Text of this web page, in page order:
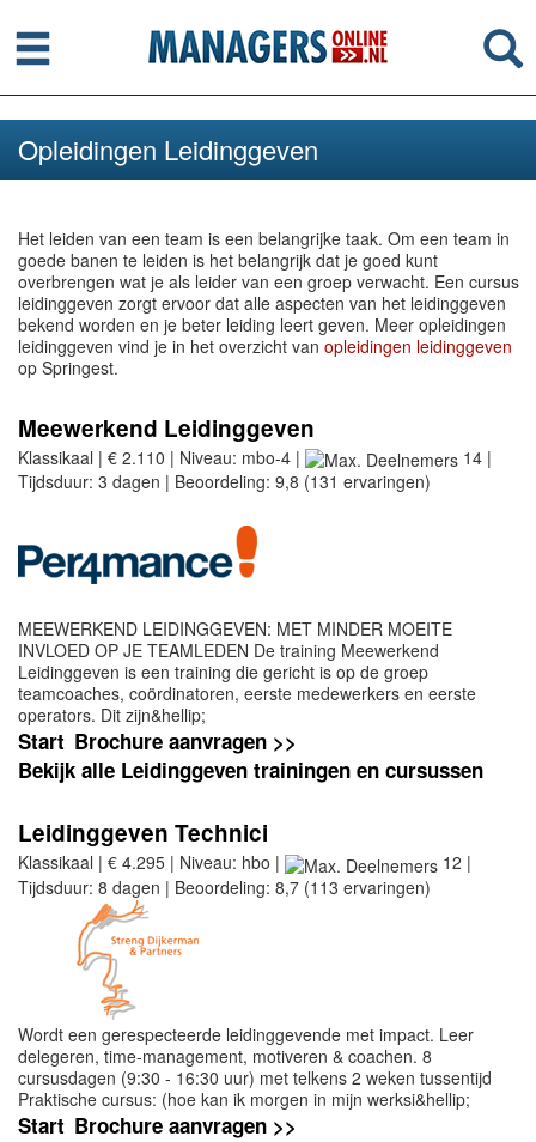
Menu
Opleidingen Leidinggeven
Het leiden van een team is een belangrijke taak. Om een team in
goede banen te leiden is het belangrijk dat je goed kunt
overbrengen wat je als leider van een groep verwacht. Een cursus
leidinggeven zorgt ervoor dat alle aspecten van het leidinggeven
bekend worden en je beter leiding leert geven. Meer opleidingen
leidinggeven vind je in het overzicht van opleidingen leidinggeven
op Springest.
Meewerkend Leidinggeven
Klassikaal | € 2.110 | Niveau: mbo-4 |
14 |
Tijdsduur: 3 dagen | Beoordeling: 9,8 (131 ervaringen)
MEEWERKEND LEIDINGGEVEN: MET MINDER MOEITE
INVLOED OP JE TEAMLEDEN De training Meewerkend
Leidinggeven is een training die gericht is op de groep
teamcoaches, coördinatoren, eerste medewerkers en eerste
operators. Dit zijn&hellip;
Start Brochure aanvragen >>
Bekijk alle Leidinggeven trainingen en cursussen
Leidinggeven Technici
Klassikaal | € 4.295 | Niveau: hbo |
12 |
Tijdsduur: 8 dagen | Beoordeling: 8,7 (113 ervaringen)
Wordt een gerespecteerde leidinggevende met impact. Leer
delegeren, time-management, motiveren & coachen. 8
cursusdagen (9:30 - 16:30 uur) met telkens 2 weken tussentijd
Praktische cursus: (hoe kan ik morgen in mijn werksi&hellip;
Start Brochure aanvragen >>